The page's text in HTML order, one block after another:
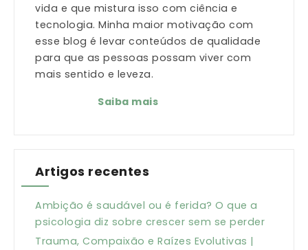
vida e que mistura isso com ciência e
tecnologia. Minha maior motivação com
esse blog é levar conteúdos de qualidade
para que as pessoas possam viver com
mais sentido e leveza.
Saiba mais
Artigos recentes
Ambição é saudável ou é ferida? O que a
psicologia diz sobre crescer sem se perder
Trauma, Compaixão e Raízes Evolutivas |